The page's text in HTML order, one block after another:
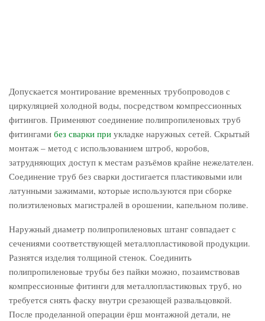
Допускается монтирование временных трубопроводов с
циркуляцией холодной воды, посредством компрессионных
фитингов. Применяют соединение полипропиленовых труб
фитингами без сварки при укладке наружных сетей. Скрытый
монтаж – метод с использованием штроб, коробов,
затрудняющих доступ к местам разъёмов крайне нежелателен.
Соединение труб без сварки достигается пластиковыми или
латунными зажимами, которые используются при сборке
полиэтиленовых магистралей в орошении, капельном поливе.
Наружный диаметр полипропиленовых штанг совпадает с
сечениями соответствующей металлопластиковой продукции.
Разнятся изделия толщиной стенок. Соединить
полипропиленовые трубы без пайки можно, позаимствовав
компрессионные фитинги для металлопластиковых труб, но
требуется снять фаску внутри срезающей развальцовкой.
После проделанной операции ёрш монтажной детали, не